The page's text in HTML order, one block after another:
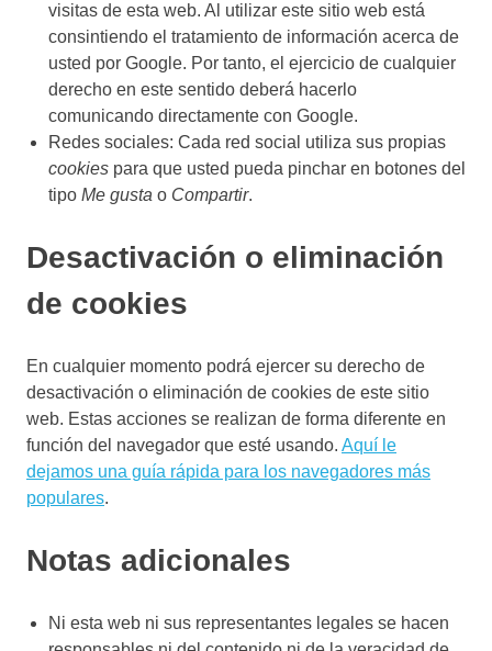
visitas de esta web. Al utilizar este sitio web está
consintiendo el tratamiento de información acerca de
usted por Google. Por tanto, el ejercicio de cualquier
derecho en este sentido deberá hacerlo
comunicando directamente con Google.
Redes sociales: Cada red social utiliza sus propias
cookies para que usted pueda pinchar en botones del
tipo Me gusta o Compartir.
Desactivación o eliminación
de cookies
En cualquier momento podrá ejercer su derecho de
desactivación o eliminación de cookies de este sitio
web. Estas acciones se realizan de forma diferente en
función del navegador que esté usando. Aquí le
dejamos una guía rápida para los navegadores más
populares.
Notas adicionales
Ni esta web ni sus representantes legales se hacen